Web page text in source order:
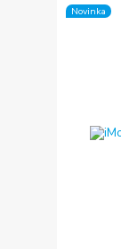
Novinka